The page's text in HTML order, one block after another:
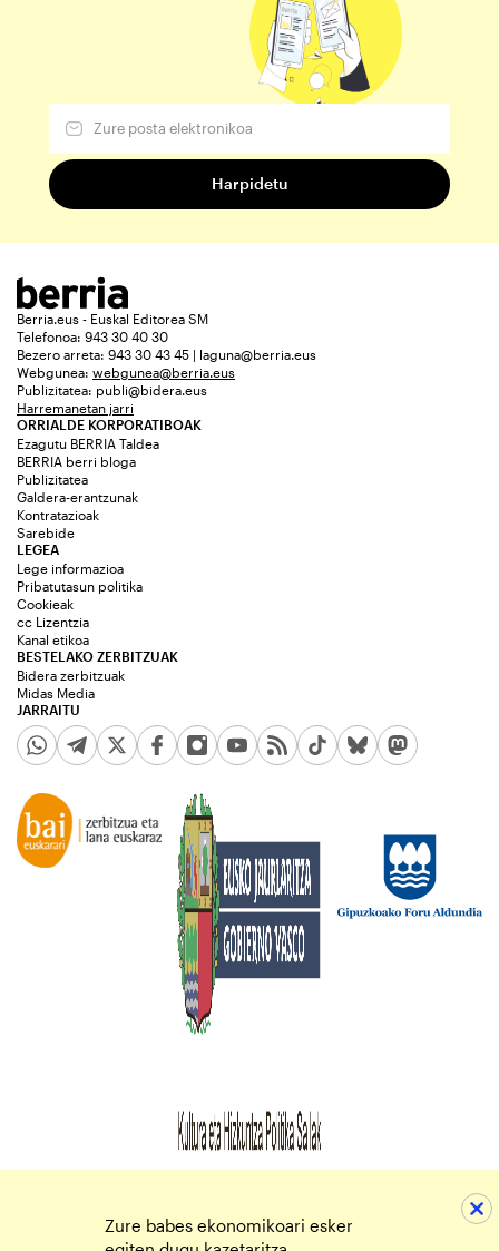
Berria.eus - Euskal Editorea SM
Telefonoa: 943 30 40 30
Bezero arreta: 943 30 43 45 | laguna@berria.eus
Webgunea: webgunea@berria.eus
Publizitatea: publi@bidera.eus
Harremanetan jarri
ORRIALDE KORPORATIBOAK
Ezagutu BERRIA Taldea
BERRIA berri bloga
Publizitatea
Galdera-erantzunak
Kontratazioak
Sarebide
JARRAITU
LEGEA
Lege informazioa
Pribatutasun politika
Cookieak
cc Lizentzia
Kanal etikoa
BESTELAKO ZERBITZUAK
Bidera zerbitzuak
Midas Media
Zure babes ekonomikoari esker